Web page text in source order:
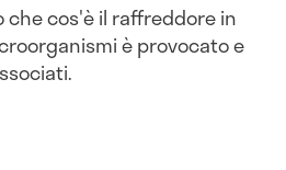
cos'è il raffreddore in
è provocato e